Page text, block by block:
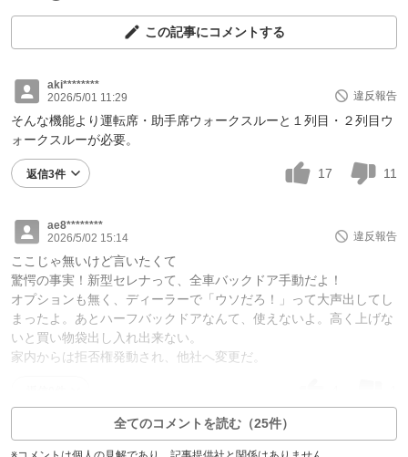
この記事にコメントする
aki********
2026/5/01 11:29
違反報告
そんな機能より運転席・助手席ウォークスルーと１列目・２列目ウ
ォークスルーが必要。
返信3件 17 11
ae8********
2026/5/02 15:14
違反報告
ここじゃ無いけど言いたくて
驚愕の事実！新型セレナって、全車バックドア手動だよ！
オプションも無く、ディーラーで「ウソだろ！」って大声出してし
まったよ。あとハーフバックドアなんて、使えないよ。高く上げな
いと買い物袋出し入れ出来ない。
家内からは拒否権発動され、他社へ変更だ。
全てのコメントを読む（25件）